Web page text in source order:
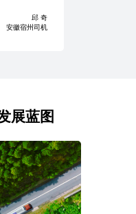
邱 奇
安徽宿州司机
展蓝图